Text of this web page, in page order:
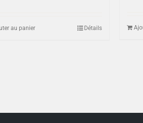
au panier Détails